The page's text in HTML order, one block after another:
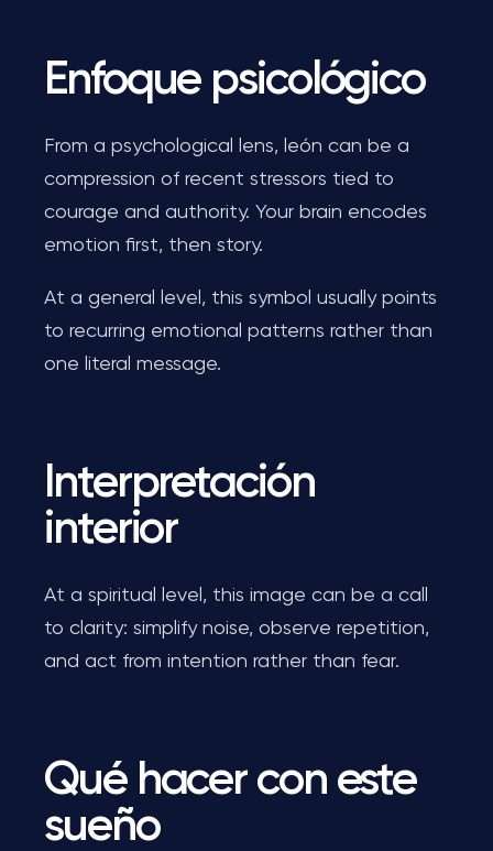
Enfoque psicológico
From a psychological lens, león can be a
compression of recent stressors tied to
courage and authority. Your brain encodes
emotion first, then story.
At a general level, this symbol usually points
to recurring emotional patterns rather than
one literal message.
Interpretación
interior
At a spiritual level, this image can be a call
to clarity: simplify noise, observe repetition,
and act from intention rather than fear.
Qué hacer con este
sueño